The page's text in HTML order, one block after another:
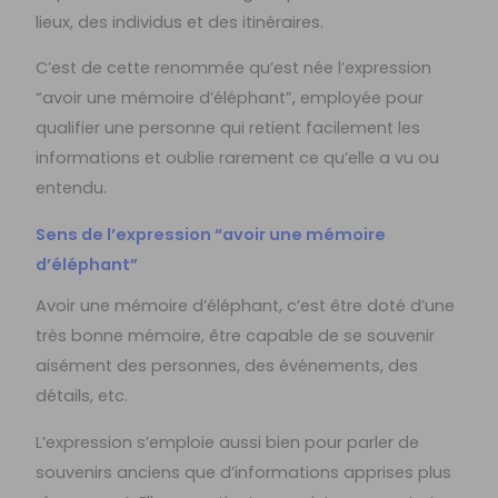
lieux, des individus et des itinéraires.
C’est de cette renommée qu’est née l’expression
“avoir une mémoire d’éléphant”, employée pour
qualifier une personne qui retient facilement les
informations et oublie rarement ce qu’elle a vu ou
entendu.
Sens de l’expression “avoir une mémoire
d’éléphant”
Avoir une mémoire d’éléphant, c’est être doté d’une
très bonne mémoire, être capable de se souvenir
aisément des personnes, des événements, des
détails, etc.
L’expression s’emploie aussi bien pour parler de
souvenirs anciens que d’informations apprises plus